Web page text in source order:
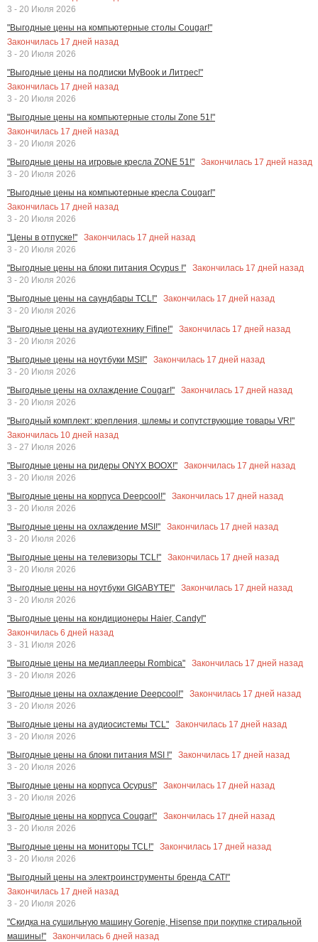
3 - 20 Июля 2026
"Выгодные цены на компьютерные столы Cougar!"
Закончилась 17 дней назад
3 - 20 Июля 2026
"Выгодные цены на подписки MyBook и Литрес!"
Закончилась 17 дней назад
3 - 20 Июля 2026
"Выгодные цены на компьютерные столы Zone 51!"
Закончилась 17 дней назад
3 - 20 Июля 2026
"Выгодные цены на игровые кресла ZONE 51!"
Закончилась 17 дней назад
3 - 20 Июля 2026
"Выгодные цены на компьютерные кресла Cougar!"
Закончилась 17 дней назад
3 - 20 Июля 2026
"Цены в отпуске!"
Закончилась 17 дней назад
3 - 20 Июля 2026
"Выгодные цены на блоки питания Ocypus !"
Закончилась 17 дней назад
3 - 20 Июля 2026
"Выгодные цены на саундбары TCL!"
Закончилась 17 дней назад
3 - 20 Июля 2026
"Выгодные цены на аудиотехнику Fifine!"
Закончилась 17 дней назад
3 - 20 Июля 2026
"Выгодные цены на ноутбуки MSI!"
Закончилась 17 дней назад
3 - 20 Июля 2026
"Выгодные цены на охлаждение Cougar!"
Закончилась 17 дней назад
3 - 20 Июля 2026
"Выгодный комплект: крепления, шлемы и сопутствующие товары VR!"
Закончилась 10 дней назад
3 - 27 Июля 2026
"Выгодные цены на ридеры ONYX BOOX!"
Закончилась 17 дней назад
3 - 20 Июля 2026
"Выгодные цены на корпуса Deepcool!"
Закончилась 17 дней назад
3 - 20 Июля 2026
"Выгодные цены на охлаждение MSI!"
Закончилась 17 дней назад
3 - 20 Июля 2026
"Выгодные цены на телевизоры TCL!"
Закончилась 17 дней назад
3 - 20 Июля 2026
"Выгодные цены на ноутбуки GIGABYTE!"
Закончилась 17 дней назад
3 - 20 Июля 2026
"Выгодные цены на кондиционеры Haier, Candy!"
Закончилась 6 дней назад
3 - 31 Июля 2026
"Выгодные цены на медиаплееры Rombica"
Закончилась 17 дней назад
3 - 20 Июля 2026
"Выгодные цены на охлаждение Deepcool!"
Закончилась 17 дней назад
3 - 20 Июля 2026
"Выгодные цены на аудиосистемы TCL"
Закончилась 17 дней назад
3 - 20 Июля 2026
"Выгодные цены на блоки питания MSI !"
Закончилась 17 дней назад
3 - 20 Июля 2026
"Выгодные цены на корпуса Ocypus!"
Закончилась 17 дней назад
3 - 20 Июля 2026
"Выгодные цены на корпуса Cougar!"
Закончилась 17 дней назад
3 - 20 Июля 2026
"Выгодные цены на мониторы TCL!"
Закончилась 17 дней назад
3 - 20 Июля 2026
"Выгодный цены на электроинструменты бренда CAT!"
Закончилась 17 дней назад
3 - 20 Июля 2026
"Скидка на сушильную машину Gorenje, Hisense при покупке стиральной
машины!"
Закончилась 6 дней назад